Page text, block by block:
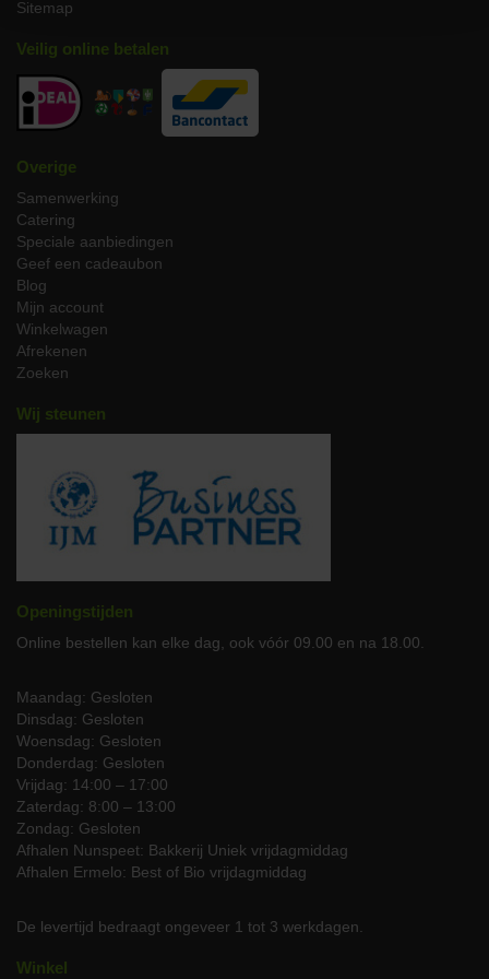
naar uw bord, voor maximale versheid en traceerbaarheid.
Bereidingswijze biologische kalfsoester
Zorg ervoor dat de kalfsoester op kamertemperatuur is
Bak de kalfsoester 4 minuten aan elke kant voor een
Laat het vlees na het bakken even rusten voor een sappige
en malse ervaring.
Tip:
zet dit vast met een touwtje voor een extra smaakdimensie.
Bestel uw biologische kalfsoester
Verwen uzelf en uw gasten met onze verfijnde biologische
gelegenheid. Bestel nu en ervaar de rijke, authentieke smaak van
vlees zoals het bedoeld is. Onze kalfsoester wordt met zorg
gesneden en gewogen op een standaard van 150 gram, klaar om
te koken.
Vragen of speciale verzoeken?
Ons toegewijde team staat klaar om u te helpen met persoonlijke
aanbevelingen of speciale verzoeken. Neemcontactop via06-
Sitemap
Veilig online betalen
Overige
Samenwerking
Catering
Speciale aanbiedingen
Geef een cadeaubon
Blog
Mijn account
Winkelwagen
Afrekenen
Zoeken
Wij steunen
Openingstijden
Online bestellen kan elke dag, ook vóór 09.00 en na 18.00.
Maandag: Gesloten
Dinsdag: Gesloten
Woensdag: Gesloten
Donderdag: Gesloten
Vrijdag: 14:00 – 17:00
Zaterdag: 8:00 – 13:00
Zondag: Gesloten
Afhalen Nunspeet: Bakkerij Uniek vrijdagmiddag
Afhalen Ermelo: Best of Bio vrijdagmiddag
De levertijd bedraagt ongeveer 1 tot 3 werkdagen.
Winkel